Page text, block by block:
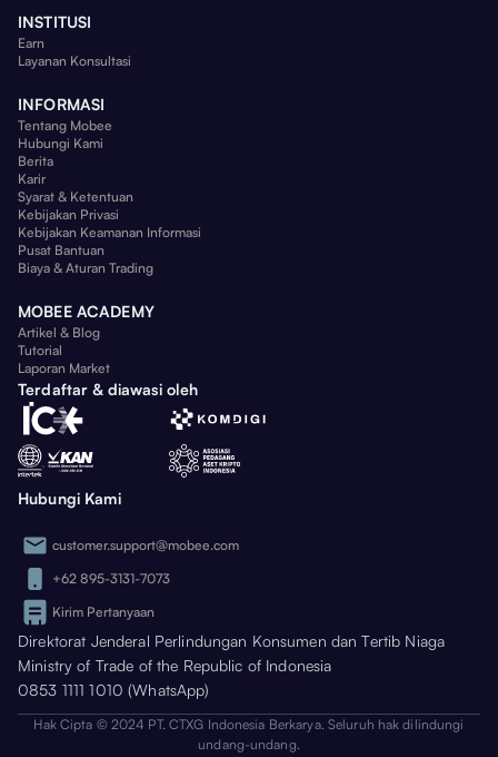
INSTITUSI
Earn
Layanan Konsultasi
INFORMASI
Tentang Mobee
Hubungi Kami
Berita
Karir
Syarat & Ketentuan
Kebijakan Privasi
Kebijakan Keamanan Informasi
Pusat Bantuan
Biaya & Aturan Trading
MOBEE ACADEMY
Artikel & Blog
Tutorial
Laporan Market
Terdaftar & diawasi oleh
Hubungi Kami
customer.support@mobee.com
+62 895-3131-7073
Kirim Pertanyaan
Direktorat Jenderal Perlindungan Konsumen dan Tertib Niaga
Ministry of Trade of the Republic of Indonesia
0853 1111 1010 (WhatsApp)
Hak Cipta © 2024 PT. CTXG Indonesia Berkarya. Seluruh hak dilindungi
undang-undang.